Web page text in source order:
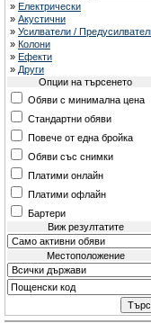
» Електрически
» Акустични
» Усилватели /
» Колони
» Ефекти
» Други
Опции на търсенето
Обяви с минимална цена
Стандартни обяви
Повече от една бройка
Обяви със снимки
Платими онлайн
Платими офлайн
Бартери
Виж резултатите
Местоположение